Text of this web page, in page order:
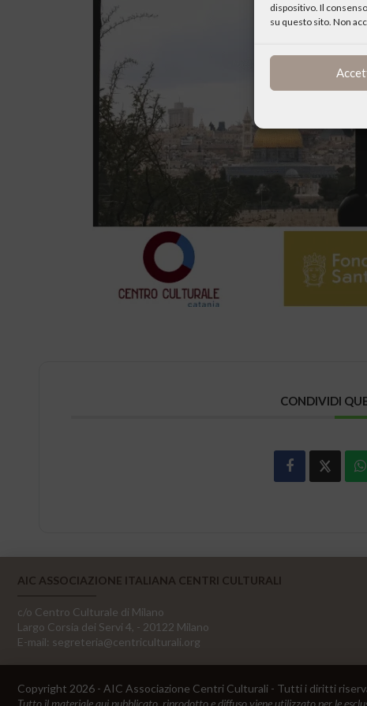
dispositivo. Il
su questo sito. Non
CONDIVIDI
AIC ASSOCIAZIONE ITALIANA CENTRI CULTURALI
c/o Centro Culturale di Milano
Largo Corsia dei Servi 4, - 20122 Milano
E-mail: segreteria@centriculturali.org
Copyright 2026 - AIC Associazione Centri Culturali - Tutti i diritti
Tutto il materiale qui pubblicato, riprodotto e diffuso viene utilizzato per le